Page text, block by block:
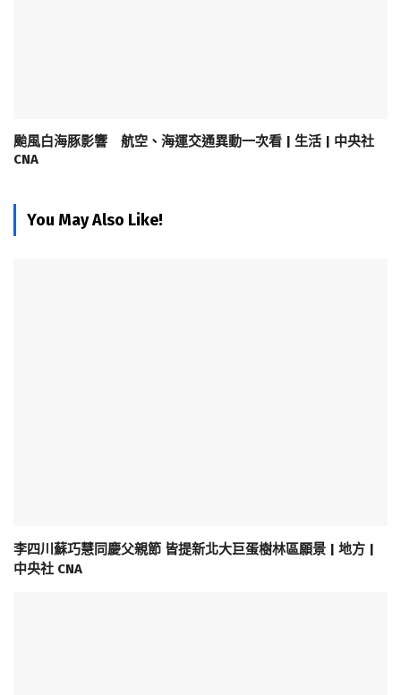
颱風白海豚影響 航空、海運交通異動一次看 | 生活 | 中央社
CNA
You May Also Like!
李四川蘇巧慧同慶父親節 皆提新北大巨蛋樹林區願景 | 地方 |
中央社 CNA